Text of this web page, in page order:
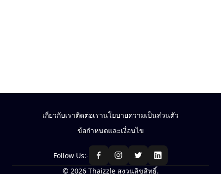
เกี่ยวกับเราติดต่อเรานโยบายความเป็นส่วนตัว
ข้อกำหนดและเงื่อนไข
Follow Us:-
© 2026 Thaizzle สงวนลิขสิทธิ์.